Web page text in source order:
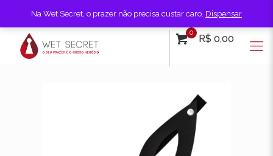
0
R$ 0,00
Na Wet Secret, o prazer não precisa custar caro. Dispensar